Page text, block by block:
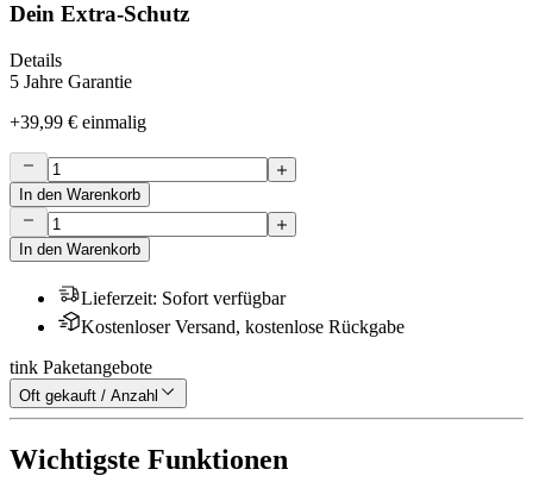
Dein Extra-Schutz
Details
5 Jahre Garantie
+39,99 € einmalig
In den Warenkorb
In den Warenkorb
Lieferzeit: Sofort verfügbar
Kostenloser Versand, kostenlose Rückgabe
tink Paketangebote
Oft gekauft / Anzahl
Wichtigste Funktionen